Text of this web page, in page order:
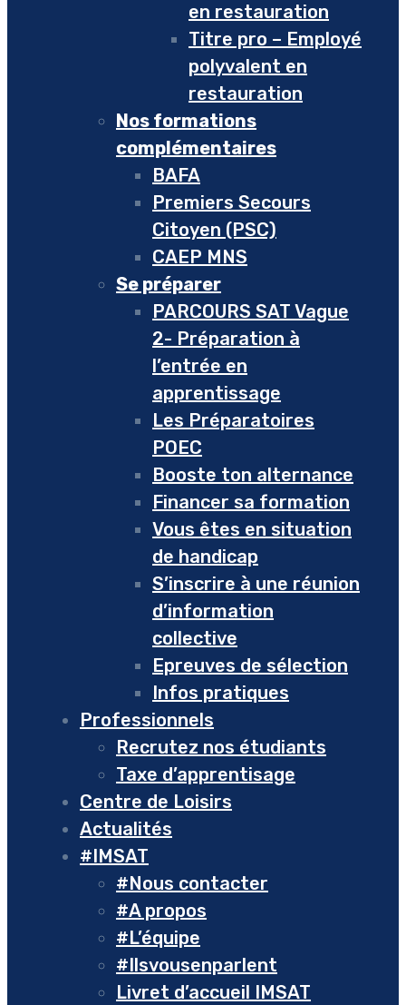
en restauration
Titre pro – Employé
polyvalent en
restauration
Nos formations
complémentaires
BAFA
Premiers Secours
Citoyen (PSC)
CAEP MNS
Se préparer
PARCOURS SAT Vague
2- Préparation à
l’entrée en
apprentissage
Les Préparatoires
POEC
Booste ton alternance
Financer sa formation
Vous êtes en situation
de handicap
S’inscrire à une réunion
d’information
collective
Epreuves de sélection
Infos pratiques
Professionnels
Recrutez nos étudiants
Taxe d’apprentisage
Centre de Loisirs
Actualités
#IMSAT
#Nous contacter
#A propos
#L’équipe
#Ilsvousenparlent
Livret d’accueil IMSAT